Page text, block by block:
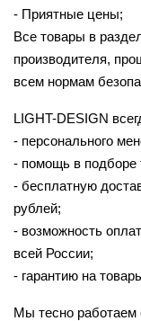
- Приятные цены;
Все товары в
производителя,
всем нормам
LIGHT-DESIGN
- персонального
- помощь в подборе
- бесплатную
рублей;
- возможность
всей России;
- гарантию на
Мы тесно работаем